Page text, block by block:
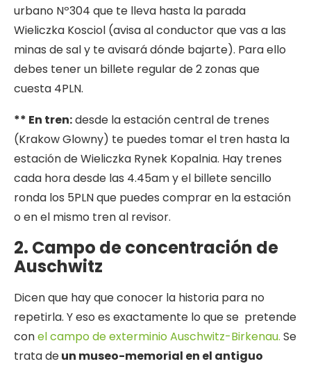
urbano Nº304 que te lleva hasta la parada
Wieliczka Kosciol (avisa al conductor que vas a las
minas de sal y te avisará dónde bajarte). Para ello
debes tener un billete regular de 2 zonas que
cuesta 4PLN.
** En tren:desde la estación central de trenes
(Krakow Glowny) te puedes tomar el tren hasta la
estación de Wieliczka Rynek Kopalnia. Hay trenes
cada hora desde las 4.45am y el billete sencillo
ronda los 5PLN que puedes comprar en la estación
o en el mismo tren al revisor.
2. Campo de concentración de
Auschwitz
Dicen que hay que conocer la historia para no
repetirla. Y eso es exactamente lo que se pretende
conel campo de exterminio Auschwitz-Birkenau. Se
trata deun museo-memorial en el antiguo